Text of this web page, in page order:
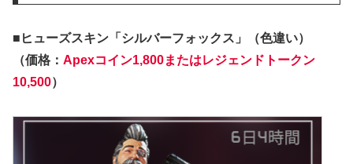
■ヒューズスキン「シルバーフォックス」（色違い）
（価格： Apexコイン1,800またはレジェンドトークン
10,500）